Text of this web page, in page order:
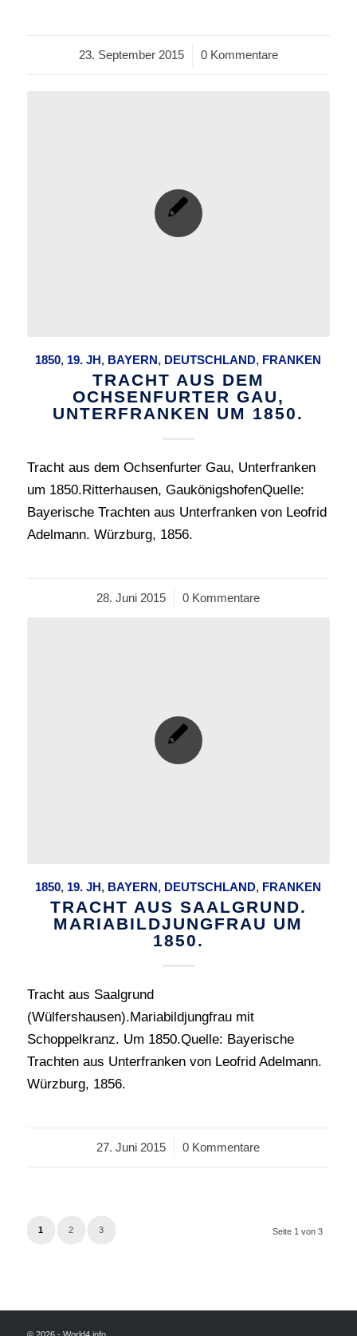
23. September 2015
/ 0 Kommentare
1850, 19. JH, BAYERN, DEUTSCHLAND, FRANKEN
TRACHT AUS DEM
OCHSENFURTER GAU,
UNTERFRANKEN UM 1850.
Tracht aus dem Ochsenfurter Gau, Unterfranken
um 1850.Ritterhausen, GaukönigshofenQuelle:
Bayerische Trachten aus Unterfranken von Leofrid
Adelmann. Würzburg, 1856.
28. Juni 2015
/ 0 Kommentare
1850, 19. JH, BAYERN, DEUTSCHLAND, FRANKEN
TRACHT AUS SAALGRUND.
MARIABILDJUNGFRAU UM
1850.
Tracht aus Saalgrund
(Wülfershausen).Mariabildjungfrau mit
Schoppelkranz. Um 1850.Quelle: Bayerische
Trachten aus Unterfranken von Leofrid Adelmann.
Würzburg, 1856.
27. Juni 2015
/ 0 Kommentare
Seite 1 von 3
1 2 3